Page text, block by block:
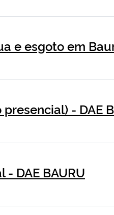
e esgoto em
- DAE
DAE BAURU